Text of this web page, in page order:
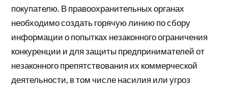
покупателю. В правоохранительных органах
необходимо создать горячую линию по сбору
информации о попытках незаконного ограничения
конкуренции и для защиты предпринимателей от
незаконного препятствования их коммерческой
деятельности, в том числе насилия или угроз